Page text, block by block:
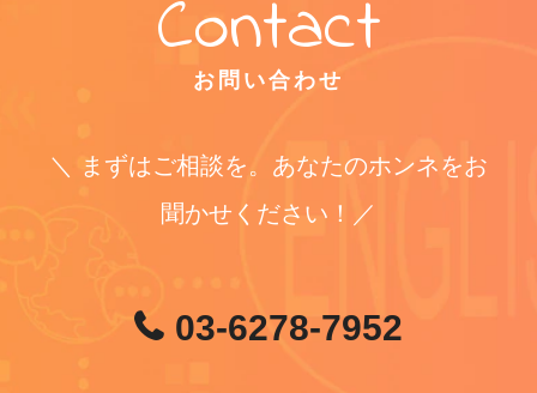
お問い合わせ
＼ まずはご相談を。あなたのホンネをお
聞かせください！／
03-6278-7952